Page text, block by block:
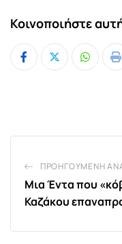
Κοινοποιήστε
ΠΡΟΗΓΟΎΜΕΝΗ
Μια Έντα που
Καζάκου